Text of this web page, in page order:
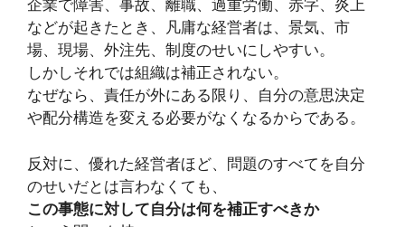
企業で障害、事故、離職、過重労働、赤字、炎上
などが起きたとき、凡庸な経営者は、景気、市
場、現場、外注先、制度のせいにしやすい。
しかしそれでは組織は補正されない。
なぜなら、責任が外にある限り、自分の意思決定
や配分構造を変える必要がなくなるからである。
反対に、優れた経営者ほど、問題のすべてを自分
のせいだとは言わなくても、
この事態に対して自分は何を補正すべきか